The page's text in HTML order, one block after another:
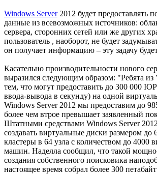
Windows Server2012 будет предоставлять
данные из всевозможных источников:
сервера, сторонних сетей или же других
пользователь , наоборот, не будет
он получает информацию – эту задачу
Касательно производительности нового
выразился следующим образом: "Ребята из
тем, что могут предоставить до 300 000
ввода-вывода в секунду) на одной
Windows Server 2012 мы предоставим до
более чем втрое превышает заявленный
Штатными средствами Windows Server
создавать виртуальные диски размером до
кластеры в 64 узла с количеством до 4000
машин. Наделла сообщил, что такой
создания собственного поисковика
настоящее время собрал более 300